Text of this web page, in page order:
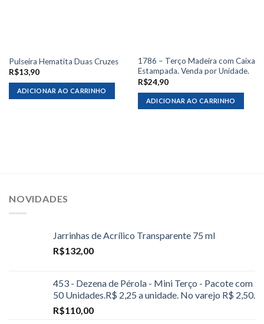
Pulseira Hematita Duas Cruzes
R$13,90
ADICIONAR AO CARRINHO
1786 – Terço Madeira com Caixa
Estampada. Venda por Unidade.
R$24,90
ADICIONAR AO CARRINHO
NOVIDADES
Jarrinhas de Acrílico Transparente 75 ml
R$132,00
453 - Dezena de Pérola - Mini Terço - Pacote com
50 Unidades.R$ 2,25 a unidade. No varejo R$ 2,50.
R$110,00